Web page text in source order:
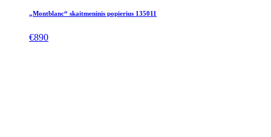
„Montblanc“ skaitmeninis popierius 135011
€890